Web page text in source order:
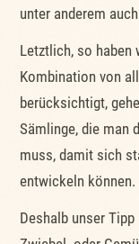
unter anderem
Letztlich, so
Kombination von
berücksichtigt,
Sämlinge, die man
muss, damit sich
entwickeln können.
Deshalb unser